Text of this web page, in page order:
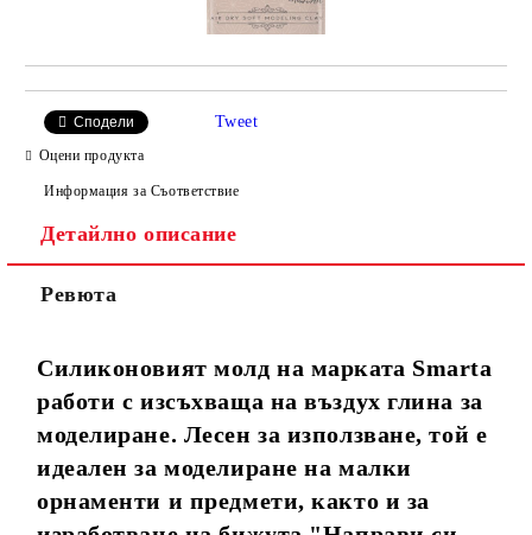
Сподели Tweet
Оцени продукта
Информация за Съответствие
Детайлно описание
Ревюта
Силиконовият молд на марката Smarta
работи с изсъхваща на въздух глина за
моделиране. Лесен за използване, той е
идеален за моделиране на малки
орнаменти и предмети, както и за